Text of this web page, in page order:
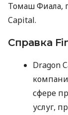
Томаш Фиала,
Capital.
Справка
Dragon
сфере
услуг,